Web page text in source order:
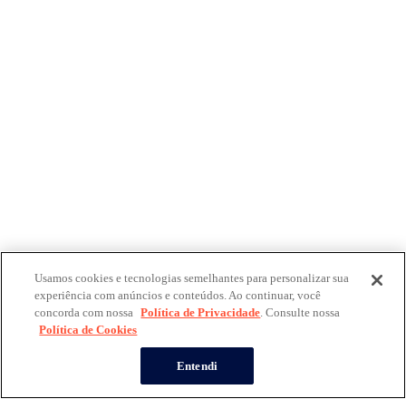
Usamos cookies e tecnologias semelhantes para personalizar sua
experiência com anúncios e conteúdos. Ao continuar, você
concorda com nossa Política de Privacidade. Consulte nossa
Política de Cookies
Entendi